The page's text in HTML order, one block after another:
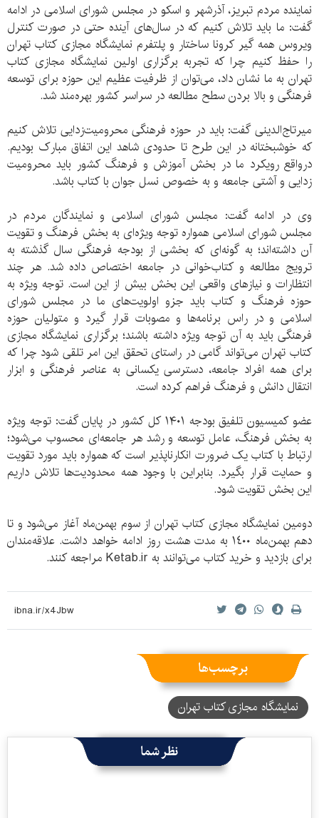
نماینده مردم تبریز، آذرشهر و اسکو در مجلس شورای اسلامی در ادامه
گفت: ما باید تلاش کنیم که در سال‌های آینده حتی در صورت کنترل
ویروس همه گیر کرونا ساختار و پلتفرم نمایشگاه مجازی کتاب تهران
را حفظ کنیم چرا که تجربه برگزاری اولین نمایشگاه مجازی کتاب
تهران به ما نشان داد، می‌توان از ظرفیت عظیم این حوزه برای توسعه
فرهنگی و بالا بردن سطح مطالعه در سراسر کشور بهره‌مند شد.
میرتاج‌الدینی گفت: باید در حوزه فرهنگی محرومیت‌زدایی تلاش کنیم
که خوشبختانه در این طرح تا حدودی شاهد این اتفاق مبارک بودیم.
درواقع رویکرد ما در بخش آموزش و فرهنگ کشور باید محرومیت
زدایی و آشتی جامعه و به خصوص نسل جوان با کتاب باشد.
وی در ادامه گفت: مجلس شورای اسلامی و نمایندگان مردم در
مجلس شورای اسلامی همواره توجه ویژه‌ای به بخش فرهنگ و تقویت
آن داشته‌اند؛ به گونه‌ای که بخشی از بودجه فرهنگی سال گذشته به
ترویج مطالعه و کتاب‌خوانی در جامعه اختصاص داده شد. هر چند
انتظارات و نیازهای واقعی این بخش بیش از این است. توجه ویژه به
حوزه فرهنگ و کتاب باید جزو اولویت‌های ما در مجلس شورای
اسلامی و در راس برنامه‌ها و مصوبات قرار گیرد و متولیان حوزه
فرهنگی باید به آن توجه ویژه داشته باشند؛ برگزاری نمایشگاه مجازی
کتاب تهران می‌تواند گامی در راستای تحقق این امر تلقی شود چرا که
برای همه افراد جامعه، دسترسی یکسانی به عناصر فرهنگی و ابزار
انتقال دانش و فرهنگ فراهم کرده است.
عضو کمیسیون تلفیق بودجه ۱۴۰۱ کل کشور در پایان گفت: توجه ویژه
به بخش فرهنگ، عامل توسعه و رشد هر جامعه‌ای محسوب می‌شود؛
ارتباط با کتاب یک ضرورت انکارناپذیر است که همواره باید مورد تقویت
و حمایت قرار بگیرد. بنابراین با وجود همه محدودیت‌ها تلاش داریم
این بخش تقویت شود.
دومین نمایشگاه مجازی کتاب تهران از سوم بهمن‌ماه آغاز می‌شود و تا
دهم بهمن‌ماه ١٤٠٠ به مدت هشت روز ادامه خواهد داشت. علاقه‌مندان
برای بازدید و خرید کتاب می‌توانند به Ketab.ir مراجعه کنند.
برچسب‌ها
نمایشگاه مجازی کتاب تهران
نظر شما